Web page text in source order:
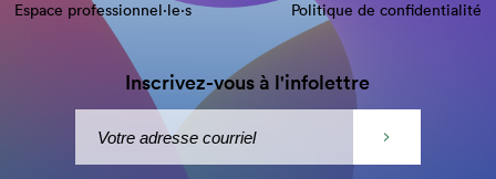
Espace professionnel·le⋅s
Politique de confidentialité
Inscrivez-vous à l'infolettre